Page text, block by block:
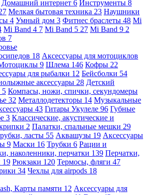
Домашний интернет 6 Инструменты 8
Мелкая бытовая техника 23 Наушники
4 Умный дом 3 Фитнес браслеты 48 Mi
Mi Band 4 7 Mi Band 5 27 Mi Band 9 2
7
18 Аксессуары для мотоциклов
9 Шлема 146 Кофры 22
для рыбалки 12 Бейсболки 54
аксессуары 28 Детский
5 Компасы, ножи, спички, секундомеры
32 Металлодетекторы 14 Музыкальные
43 Гитары Укулеле 96 Губные
3 Классические, акустические и
2 Палатки, спальные мешки 29
ласты 55 Аквашузы 19 Аксессуары
9 Маски 16 Трубки 6 Рации и
наколенники, перчатки 139 Перчатки,
19 Рюкзаки 120 Термосы, фляги 47
34 Чехлы для airpods 18
Карты памяти 12 Аксессуары для